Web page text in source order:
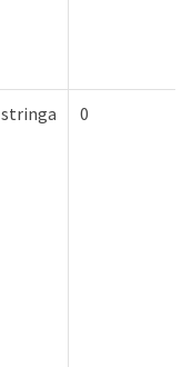
stringa 0